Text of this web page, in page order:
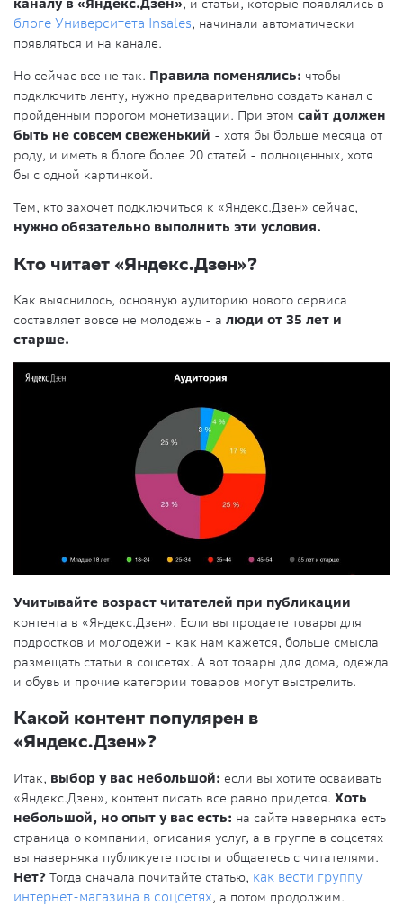
каналу в «Яндекс.Дзен», и статьи, которые появлялись в
блоге Университета Insales, начинали автоматически
появляться и на канале.
Но сейчас все не так. Правила поменялись: чтобы
подключить ленту, нужно предварительно создать канал с
пройденным порогом монетизации. При этом сайт должен
быть не совсем свеженький - хотя бы больше месяца от
роду, и иметь в блоге более 20 статей - полноценных, хотя
бы с одной картинкой.
Тем, кто захочет подключиться к «Яндекс.Дзен» сейчас,
нужно обязательно выполнить эти условия.
Кто читает «Яндекс.Дзен»?
Как выяснилось, основную аудиторию нового сервиса
составляет вовсе не молодежь - а люди от 35 лет и
старше.
Учитывайте возраст читателей при публикации
контента в «Яндекс.Дзен». Если вы продаете товары для
подростков и молодежи - как нам кажется, больше смысла
размещать статьи в соцсетях. А вот товары для дома, одежда
и обувь и прочие категории товаров могут выстрелить.
Какой контент популярен в
«Яндекс.Дзен»?
Итак, выбор у вас небольшой: если вы хотите осваивать
«Яндекс.Дзен», контент писать все равно придется. Хоть
небольшой, но опыт у вас есть: на сайте наверняка есть
страница о компании, описания услуг, а в группе в соцсетях
вы наверняка публикуете посты и общаетесь с читателями.
Нет? Тогда сначала почитайте статью, как вести группу
интернет-магазина в соцсетях, а потом продолжим.